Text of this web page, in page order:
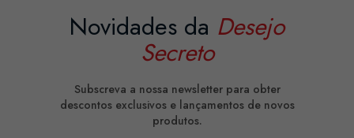
Novidades da Desejo
Secreto
Subscreva a nossa newsletter para obter
descontos exclusivos e lançamentos de novos
produtos.